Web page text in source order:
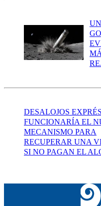
DESALOJOS
FUNCIONARÍA EL
MECANISMO PARA
RECUPERAR UNA
SI NO PAGAN EL